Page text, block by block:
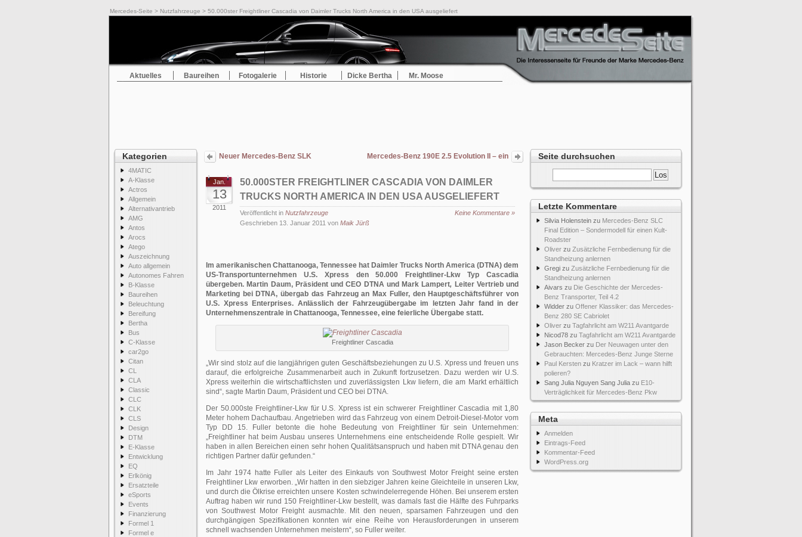
Mercedes-Seite > Nutzfahrzeuge > 50.000ster Freightliner Cascadia von Daimler Trucks North America in den USA ausgeliefert
Aktuelles Baureihen Fotogalerie Historie Dicke Bertha Mr. Moose
Kategorien
4MATIC
A-Klasse
Actros
Allgemein
Alternativantrieb
AMG
Antos
Arocs
Atego
Auszeichnung
Auto allgemein
Autonomes Fahren
B-Klasse
Baureihen
Beleuchtung
Bereifung
Bertha
Bus
C-Klasse
car2go
Citan
CL
CLA
Classic
CLC
CLK
CLS
Design
DTM
E-Klasse
Entwicklung
EQ
Erlkönig
Ersatzteile
eSports
Events
Finanzierung
Formel 1
Formel e
Seite durchsuchen
Letzte Kommentare
Silvia Holenstein zu Mercedes-Benz SLC
Final Edition – Sondermodell für einen Kult-
Roadster
Oliver zu Zusätzliche Fernbedienung für die
Standheizung anlernen
Gregi zu Zusätzliche Fernbedienung für die
Standheizung anlernen
Aivars zu Die Geschichte der Mercedes-
Benz Transporter, Teil 4.2
Widder zu Offener Klassiker: das Mercedes-
Benz 280 SE Cabriolet
Oliver zu Tagfahrlicht am W211 Avantgarde
Nicod78 zu Tagfahrlicht am W211 Avantgarde
Jason Becker zu Der Neuwagen unter den
Gebrauchten: Mercedes-Benz Junge Sterne
Paul Kersten zu Kratzer im Lack – wann hilft
polieren?
Sang Julia Nguyen Sang Julia zu E10-
Verträglichkeit für Mercedes-Benz Pkw
Meta
Anmelden
Eintrags-Feed
Kommentar-Feed
WordPress.org
Neuer Mercedes-Benz SLK
Mercedes-Benz 190E 2.5 Evolution II – ein
Jan.
13
2011
50.000STER FREIGHTLINER CASCADIA VON DAIMLER
TRUCKS NORTH AMERICA IN DEN USA AUSGELIEFERT
Veröffentlicht in Nutzfahrzeuge
Keine Kommentare »
Geschrieben 13. Januar 2011 von Maik Jürß
Im amerikanischen Chattanooga, Tennessee hat Daimler Trucks North America (DTNA) dem
US-Transportunternehmen U.S. Xpress den 50.000 Freightliner-Lkw Typ Cascadia
übergeben. Martin Daum, Präsident und CEO DTNA und Mark Lampert, Leiter Vertrieb und
Marketing bei DTNA, übergab das Fahrzeug an Max Fuller, den Hauptgeschäftsführer von
U.S. Xpress Enterprises. Anlässlich der Fahrzeugübergabe im letzten Jahr fand in der
Unternehmenszentrale in Chattanooga, Tennessee, eine feierliche Übergabe statt.
Freightliner Cascadia
„Wir sind stolz auf die langjährigen guten Geschäftsbeziehungen zu U.S. Xpress und freuen uns
darauf, die erfolgreiche Zusammenarbeit auch in Zukunft fortzusetzen. Dazu werden wir U.S.
Xpress weiterhin die wirtschaftlichsten und zuverlässigsten Lkw liefern, die am Markt erhältlich
sind“, sagte Martin Daum, Präsident und CEO bei DTNA.
Der 50.000ste Freightliner-Lkw für U.S. Xpress ist ein schwerer Freightliner Cascadia mit 1,80
Meter hohem Dachaufbau. Angetrieben wird das Fahrzeug von einem Detroit-Diesel-Motor vom
Typ DD 15. Fuller betonte die hohe Bedeutung von Freightliner für sein Unternehmen:
„Freightliner hat beim Ausbau unseres Unternehmens eine entscheidende Rolle gespielt. Wir
haben in allen Bereichen einen sehr hohen Qualitätsanspruch und haben mit DTNA genau den
richtigen Partner dafür gefunden.“
Im Jahr 1974 hatte Fuller als Leiter des Einkaufs von Southwest Motor Freight seine ersten
Freightliner Lkw erworben. „Wir hatten in den siebziger Jahren keine Gleichteile in unseren Lkw,
und durch die Ölkrise erreichten unsere Kosten schwindelerregende Höhen. Bei unserem ersten
Auftrag haben wir rund 150 Freightliner-Lkw bestellt, was damals fast die Hälfte des Fuhrparks
von Southwest Motor Freight ausmachte. Mit den neuen, sparsamen Fahrzeugen und den
durchgängigen Spezifikationen konnten wir eine Reihe von Herausforderungen in unserem
schnell wachsenden Unternehmen meistern“, so Fuller weiter.